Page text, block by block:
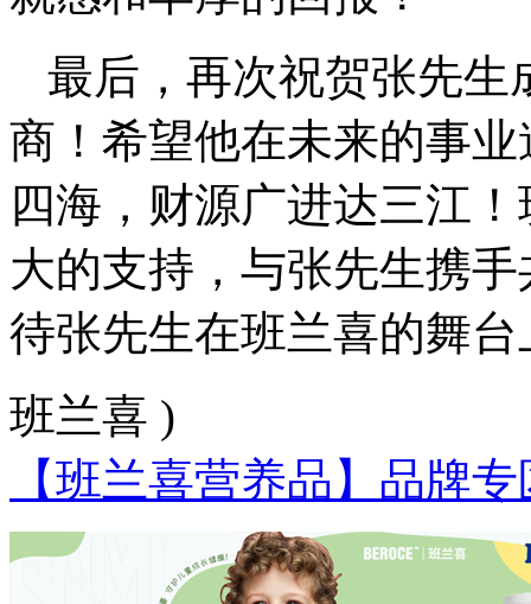
最后，再次祝贺张先生
商！希望他在未来的事
四海，财源广进达三江
大的支持，与张先生携
待张先生在班兰喜的舞
班兰喜 )
【班兰喜营养品】品牌专